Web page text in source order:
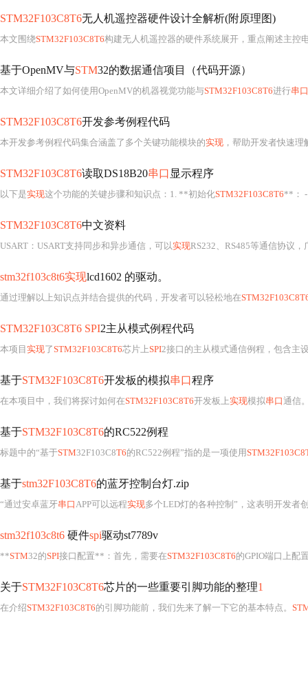
STM32F103C8T6无人机遥控器硬件设计全解析(附原理图)
本文围绕STM32F103C8T6构建无人机遥控器的硬件系统展开，重点阐述主控电路（含电源、时钟、复位）、电源管理（LDO稳压、电池监测）、NRF24L01无线通信接口与滤波、人机交
基于OpenMV与STM32的数据通信项目（代码开源）
本文详细介绍了如何使用OpenMV的机器视觉功能与STM32F103C8T6进行串口
STM32F103C8T6开发参考例程代码
本开发参考例程代码集合涵盖了多个关键功能模块的实现 ，帮助开发者快速理
STM32F103C8T6读取DS18B20串口 显示程序
以下是实现这个功能的关键步骤和知识点：1. **初始化STM32F103C8T6**： - 设置系
STM32F103C8T6中文资料
USART：USART支持同步和异步通信，可以实现RS232、RS485等通信协议，
stm32f103c8t6实现lcd1602 的驱动。
通过理解以上知识点并结合提供的代码，开发者可以轻松地在
STM32F103C8T6 SPI2主从模式例程代码
本项目 实现了STM32F103C8T6芯片上SPI2接口的主从模式通信例程，包含主设备与 Slave
基于STM32F103C8T6开发板的模拟串口程序
在本项目中，我们将探讨如何在STM32F103C8T6开发板上实现模拟串口通信
基于STM32F103C8T6的RC522例程
标题中的“基于STM32F103C8T6的RC522例程”指的是一项使用
基于stm32F103C8T6的蓝牙控制台灯.zip
“通过安卓蓝牙串口APP可以远程实现多个LED灯的各种控制”，这表明开发者创建了一个Android应用程序，它能与HC-05
stm32f103c8t6 硬件spi驱动st7789v
**STM32的SPI接口配置**：首先，需要在STM32F103C8T6的GPIO端口上配
关于STM32F103C8T6芯片的一些重要引脚功能的整理1
在介绍STM32F103C8T6的引脚功能前，我们先来了解一下它的基本特点。